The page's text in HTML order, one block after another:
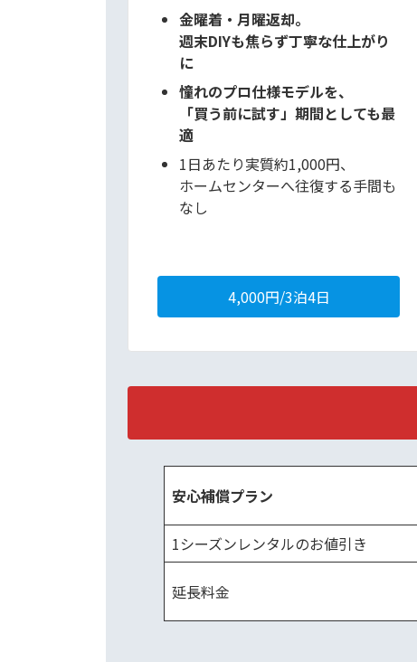
金曜着・月曜返却。
週末DIYも焦らず丁寧な仕上がり
に
憧れのプロ仕様モデルを、
「買う前に試す」期間としても最
適
1日あたり実質約1,000円、
ホームセンターへ往復する手間も
なし
4,000円/3泊4日
安心補償プラン
1シーズンレンタルのお値引き
延長料金